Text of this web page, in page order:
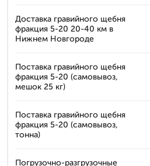
Доставка гравийного щебня
фракция 5-20 20-40 км в
Нижнем Новгороде
Поставка гравийного щебня
фракция 5-20 (самовывоз,
мешок 25 кг)
Поставка гравийного щебня
фракция 5-20 (самовывоз,
тонна)
Погрузочно-разгрузочные